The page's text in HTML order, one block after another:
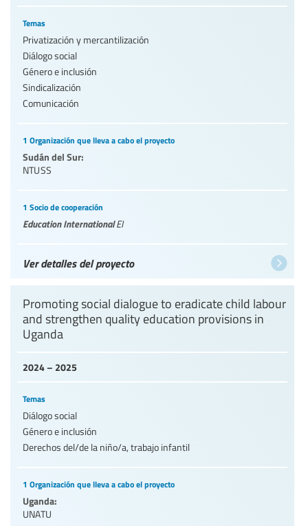
Temas
Privatización y mercantilización
Diálogo social
Género e inclusión
Sindicalización
Comunicación
1 Organización que lleva a cabo el proyecto
Sudán del Sur:
NTUSS
1 Socio de cooperación
Education InternationalEI
Ver detalles del proyecto
2024 – 2025
Promoting social dialogue to eradicate child labour
and strengthen quality education provisions in
Uganda
Temas
Diálogo social
Género e inclusión
Derechos del/de la niño/a, trabajo infantil
1 Organización que lleva a cabo el proyecto
Uganda:
UNATU